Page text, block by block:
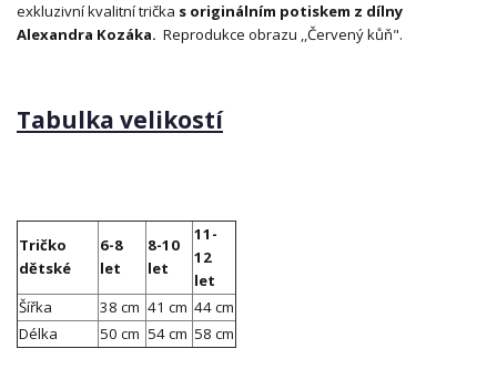
exkluzivní kvalitní trička s originálním potiskem z dílny
Alexandra Kozáka. Reprodukce obrazu ,,Červený kůň".
Tabulka velikostí
Tričko
dětské
6-8
let
8-10
let
11-
12
let
Šířka
38 cm 41 cm 44 cm
Délka
50 cm 54 cm 58 cm